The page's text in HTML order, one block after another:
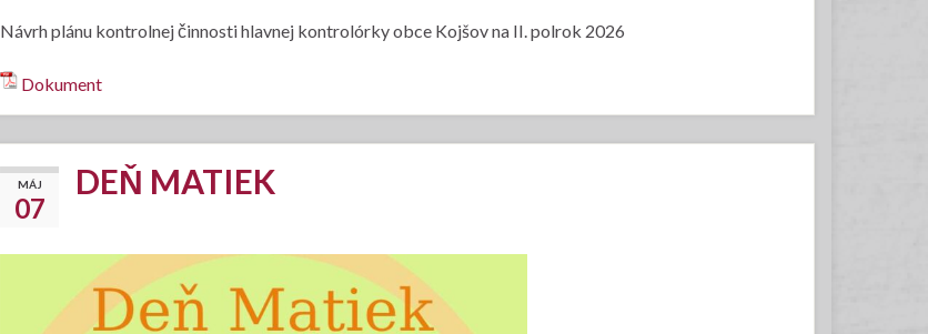
Návrh plánu kontrolnej činnosti hlavnej kontrolórky obce Kojšov na II. polrok 2026
Dokument
MÁJ
07
DEŇ MATIEK